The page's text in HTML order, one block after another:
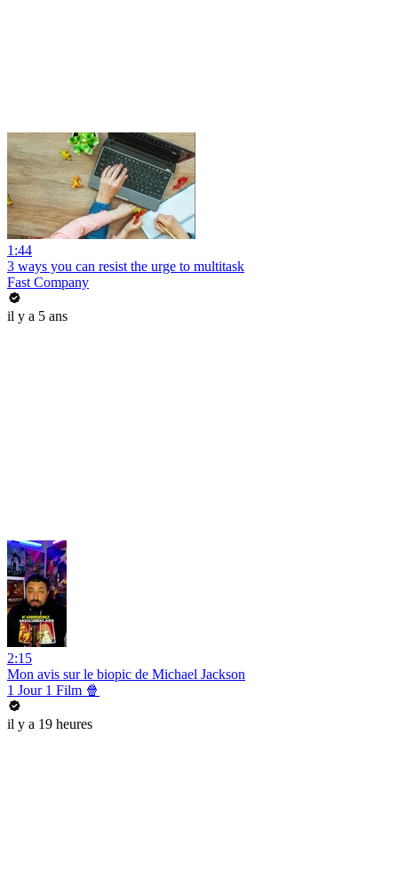
1:44
3 ways you can resist the urge to multitask
Fast Company
il y a 5 ans
2:15
Mon avis sur le biopic de Michael Jackson
1 Jour 1 Film 🍿
il y a 19 heures